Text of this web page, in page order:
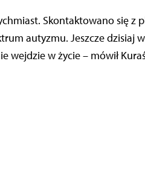
Skontaktowano się z
autyzmu. Jeszcze dzisiaj
wejdzie w życie – mówił